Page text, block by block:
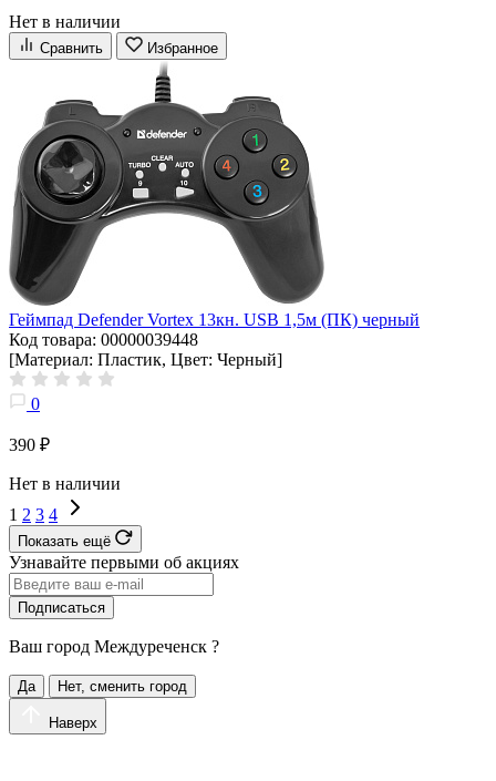
Нет в наличии
Сравнить Избранное
Геймпад Defender Vortex 13кн. USB 1,5м (ПК) черный
Код товара: 00000039448
[Материал: Пластик, Цвет: Черный]
0
390 ₽
Нет в наличии
1 2 3 4
Показать ещё
Узнавайте первыми об акциях
Подписаться
Ваш город Междуреченск ?
Да Нет, сменить город
Наверх